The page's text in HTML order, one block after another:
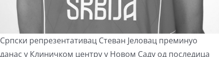
Српски репрезентативац Стеван Јеловац преминуо
данас у Клиничком центру у Новом Саду од последица